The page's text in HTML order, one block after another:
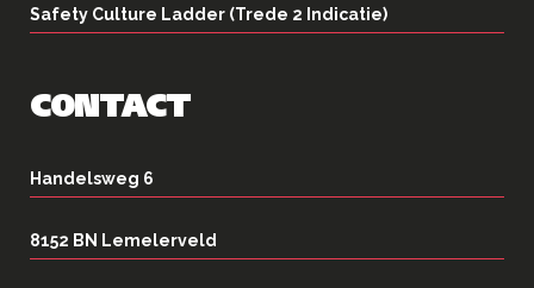
Safety Culture Ladder (Trede 2 Indicatie)
CONTACT
Handelsweg 6
8152 BN Lemelerveld